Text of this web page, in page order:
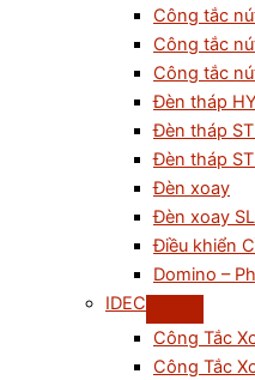
Công tắc
Công tắc
Công tắc
Đèn tháp
Đèn tháp
Đèn tháp
Đèn xoay
Đèn xoay
Điều khiển
Domino –
IDEC
Công Tắc
Công Tắc